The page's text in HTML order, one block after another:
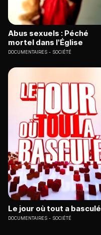
Abus sexuels : Péché
mortel dans l'Église
DOCUMENTAIRES SOCIÉTÉ
Le jour où tout a basculé
DOCUMENTAIRES SOCIÉTÉ